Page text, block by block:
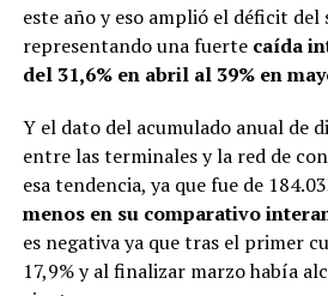
este año y eso amplió el déficit del
representando una fuertecaída
del 31,6% en abril al 39% en
Y el dato del acumulado anual de
entre las terminales y la red de
esa tendencia, ya que fue de
menos en su comparativo
es negativa ya que tras el primer
17,9% y al finalizar marzo había